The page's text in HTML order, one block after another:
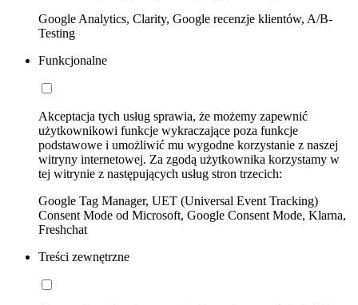
Google Analytics, Clarity, Google recenzje klientów, A/B-
Testing
Funkcjonalne
Akceptacja tych usług sprawia, że możemy zapewnić
użytkownikowi funkcje wykraczające poza funkcje
podstawowe i umożliwić mu wygodne korzystanie z naszej
witryny internetowej. Za zgodą użytkownika korzystamy w
tej witrynie z następujących usług stron trzecich:
Google Tag Manager, UET (Universal Event Tracking)
Consent Mode od Microsoft, Google Consent Mode, Klarna,
Freshchat
Treści zewnętrzne